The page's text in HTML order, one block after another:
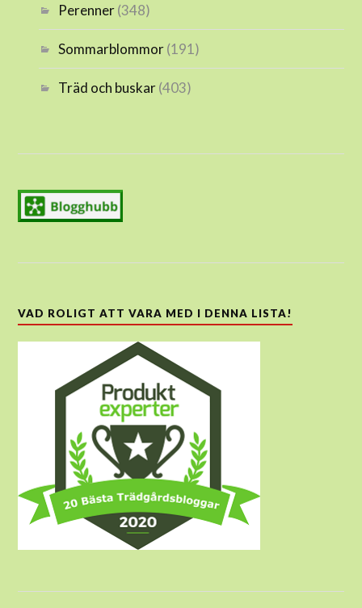
Perenner(348)
Sommarblommor(191)
Träd och buskar(403)
VAD ROLIGT ATT VARA MED I DENNA LISTA!